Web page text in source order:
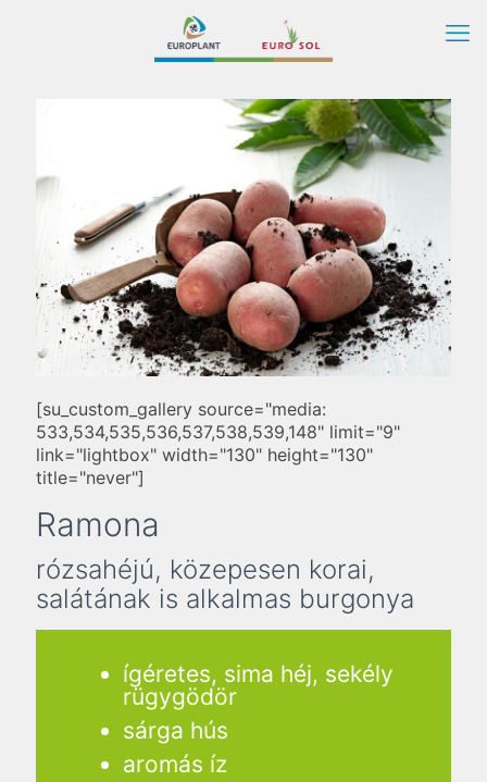
[su_custom_gallery source="media:
533,534,535,536,537,538,539,148" limit="9"
link="lightbox" width="130" height="130"
title="never"]
Ramona
rózsahéjú, közepesen korai,
salátának is alkalmas burgonya
ígéretes, sima héj, sekély
rügygödör
sárga hús
aromás íz